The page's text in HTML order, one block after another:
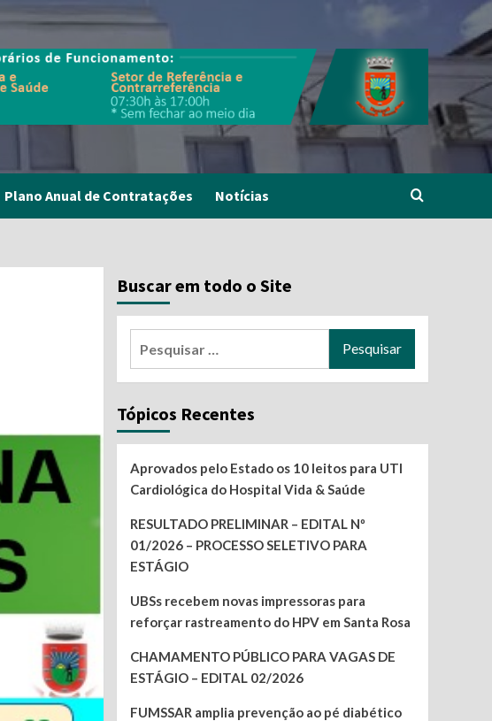
Plano Anual de Contratações Notícias
Buscar em todo o Site
Tópicos Recentes
Aprovados pelo Estado os 10 leitos para UTI
Cardiológica do Hospital Vida & Saúde
RESULTADO PRELIMINAR – EDITAL Nº
01/2026 – PROCESSO SELETIVO PARA
ESTÁGIO
UBSs recebem novas impressoras para
reforçar rastreamento do HPV em Santa Rosa
CHAMAMENTO PÚBLICO PARA VAGAS DE
ESTÁGIO – EDITAL 02/2026
FUMSSAR amplia prevenção ao pé diabético